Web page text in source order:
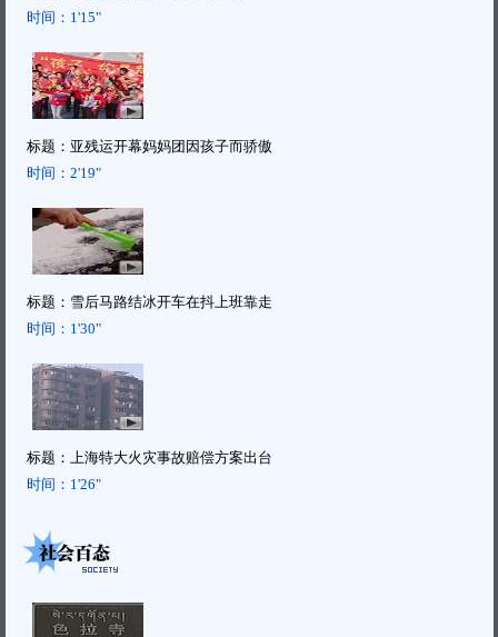
时间： 1'15"
标题： 亚残运开幕妈妈团因孩子而骄傲
时间： 2'19"
标题： 雪后马路结冰开车在抖上班靠走
时间： 1'30"
标题： 上海特大火灾事故赔偿方案出台
时间： 1'26"